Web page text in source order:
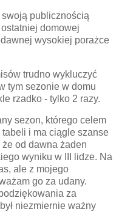
publicznością
domowej
wysokiej porażce
trudno wykluczyć
tym sezonie w domu
rzadko - tylko 2 razy.
sezon, którego celem
tabeli i ma ciągle szanse
że od dawna żaden
wyniku w III lidze. Na
ale z mojego
go za udany.
za
niezmiernie ważny